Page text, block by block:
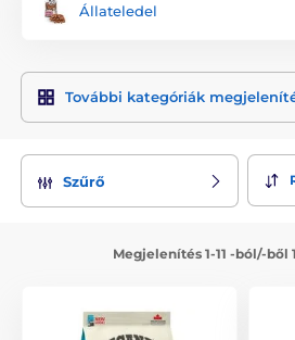
Acana száraz kutyatáp
Állateledel
További kategóriák
Szűrő
Megjelenítés 1-11 -ból/-ből